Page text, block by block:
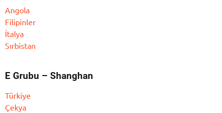
Angola
Filipinler
İtalya
Sırbistan
E Grubu – Shanghan
Türkiye
Çekya